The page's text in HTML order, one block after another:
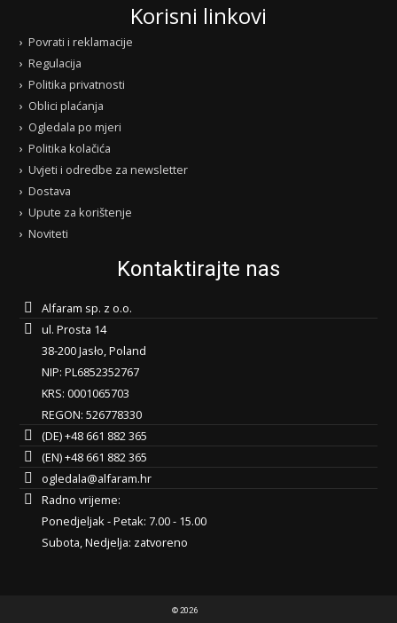
Korisni linkovi
Povrati i reklamacije
Regulacija
Politika privatnosti
Oblici plaćanja
Ogledala po mjeri
Politika kolačića
Uvjeti i odredbe za newsletter
Dostava
Upute za korištenje
Noviteti
Kontaktirajte nas
Alfaram sp. z o.o.
ul. Prosta 14
38-200 Jasło, Poland
NIP: PL6852352767
KRS: 0001065703
REGON: 526778330
(DE) +48 661 882 365
(EN) +48 661 882 365
ogledala@alfaram.hr
Radno vrijeme:
Ponedjeljak - Petak: 7.00 - 15.00
Subota, Nedjelja: zatvoreno
© 2026